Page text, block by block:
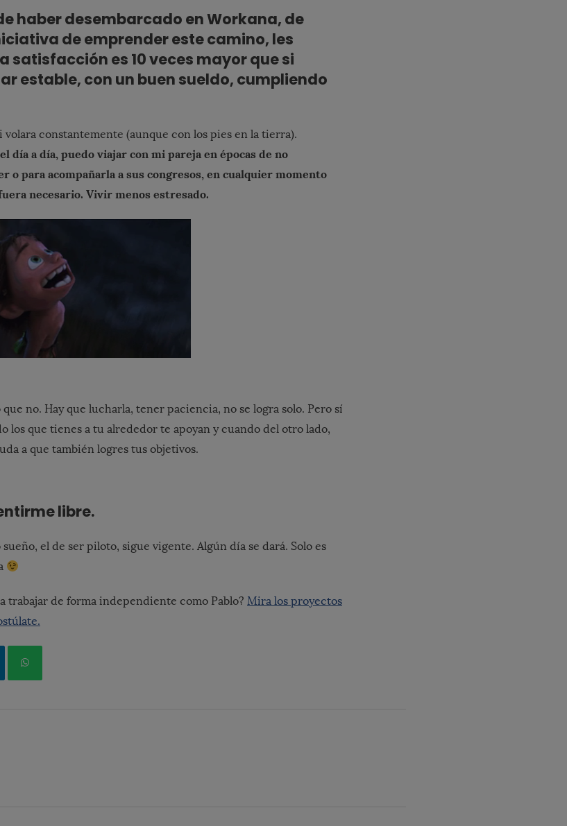
haber desembarcado en Workana, de
de emprender este camino, les
satisfacción es 10 veces mayor que si
estable, con un buen sueldo, cumpliendo
volara constantemente (aunque con los pies en la tierra).
día a día, puedo viajar con mi pareja en épocas de no
o para acompañarla a sus congresos, en cualquier momento
necesario. Vivir menos estresado.
no. Hay que lucharla, tener paciencia, no se logra solo. Pero sí
los que tienes a tu alrededor te apoyan y cuando del otro lado,
a que también logres tus objetivos.
libre.
el de ser piloto, sigue vigente. Algún día se dará. Solo es
trabajar de forma independiente como Pablo? Mira los proyectos